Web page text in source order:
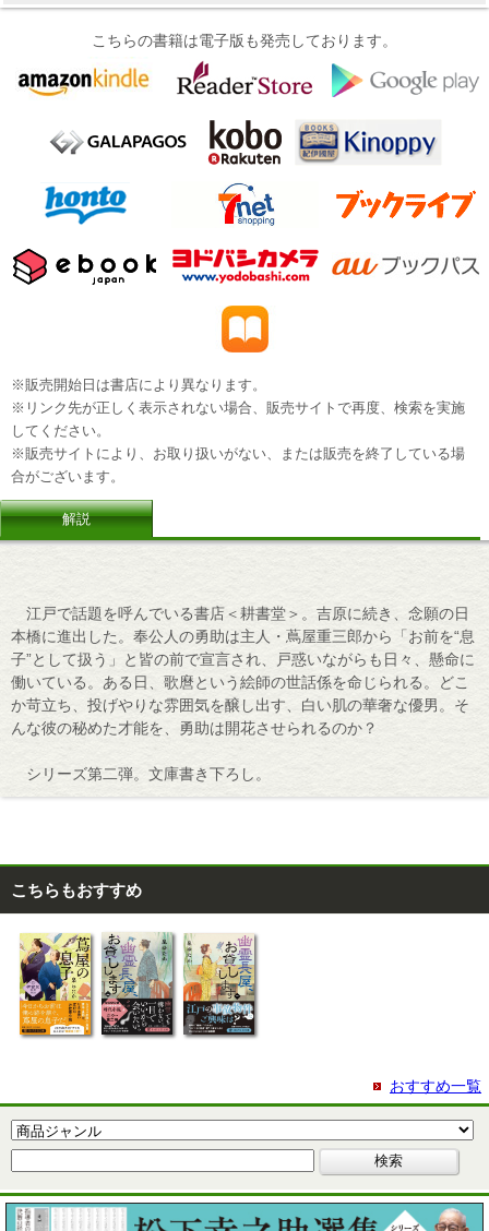
こちらの書籍は電子版も発売しております。
※販売開始日は書店により異なります。
※リンク先が正しく表示されない場合、販売サイトで再度、検索を実施
してください。
※販売サイトにより、お取り扱いがない、または販売を終了している場
合がございます。
解説
江戸で話題を呼んでいる書店＜耕書堂＞。吉原に続き、念願の日
本橋に進出した。奉公人の勇助は主人・蔦屋重三郎から「お前を“息
子”として扱う」と皆の前で宣言され、戸惑いながらも日々、懸命に
働いている。ある日、歌麿という絵師の世話係を命じられる。どこ
か苛立ち、投げやりな雰囲気を醸し出す、白い肌の華奢な優男。そ
んな彼の秘めた才能を、勇助は開花させられるのか？
シリーズ第二弾。文庫書き下ろし。
こちらもおすすめ
おすすめ一覧